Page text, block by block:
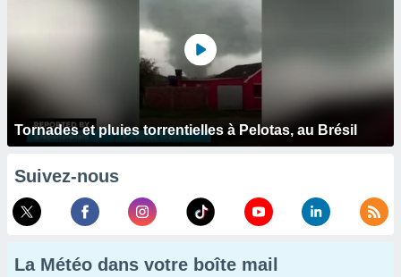
Tornades et pluies torrentielles à Pelotas, au Brésil
Suivez-nous
La Météo dans votre boîte mail